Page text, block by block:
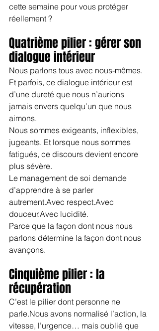
cette semaine pour vous protéger
réellement ?
Quatrième pilier : gérer son
dialogue intérieur
Nous parlons tous avec nous-mêmes.
Et parfois, ce dialogue intérieur est
d’une dureté que nous n’aurions
jamais envers quelqu’un que nous
aimons.
Nous sommes exigeants, inflexibles,
jugeants. Et lorsque nous sommes
fatigués, ce discours devient encore
plus sévère.
Le management de soi demande
d’apprendre à se parler
autrement.Avec respect.Avec
douceur.Avec lucidité.
Parce que la façon dont nous nous
parlons détermine la façon dont nous
avançons.
Cinquième pilier : la
récupération
C’est le pilier dont personne ne
parle.Nous avons normalisé l’action, la
vitesse, l’urgence… mais oublié que